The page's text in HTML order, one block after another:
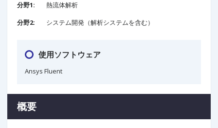
分野1:
熱流体解析
分野2:
システム開発（解析システムを含む）
使用ソフトウェア
Ansys Fluent
概要